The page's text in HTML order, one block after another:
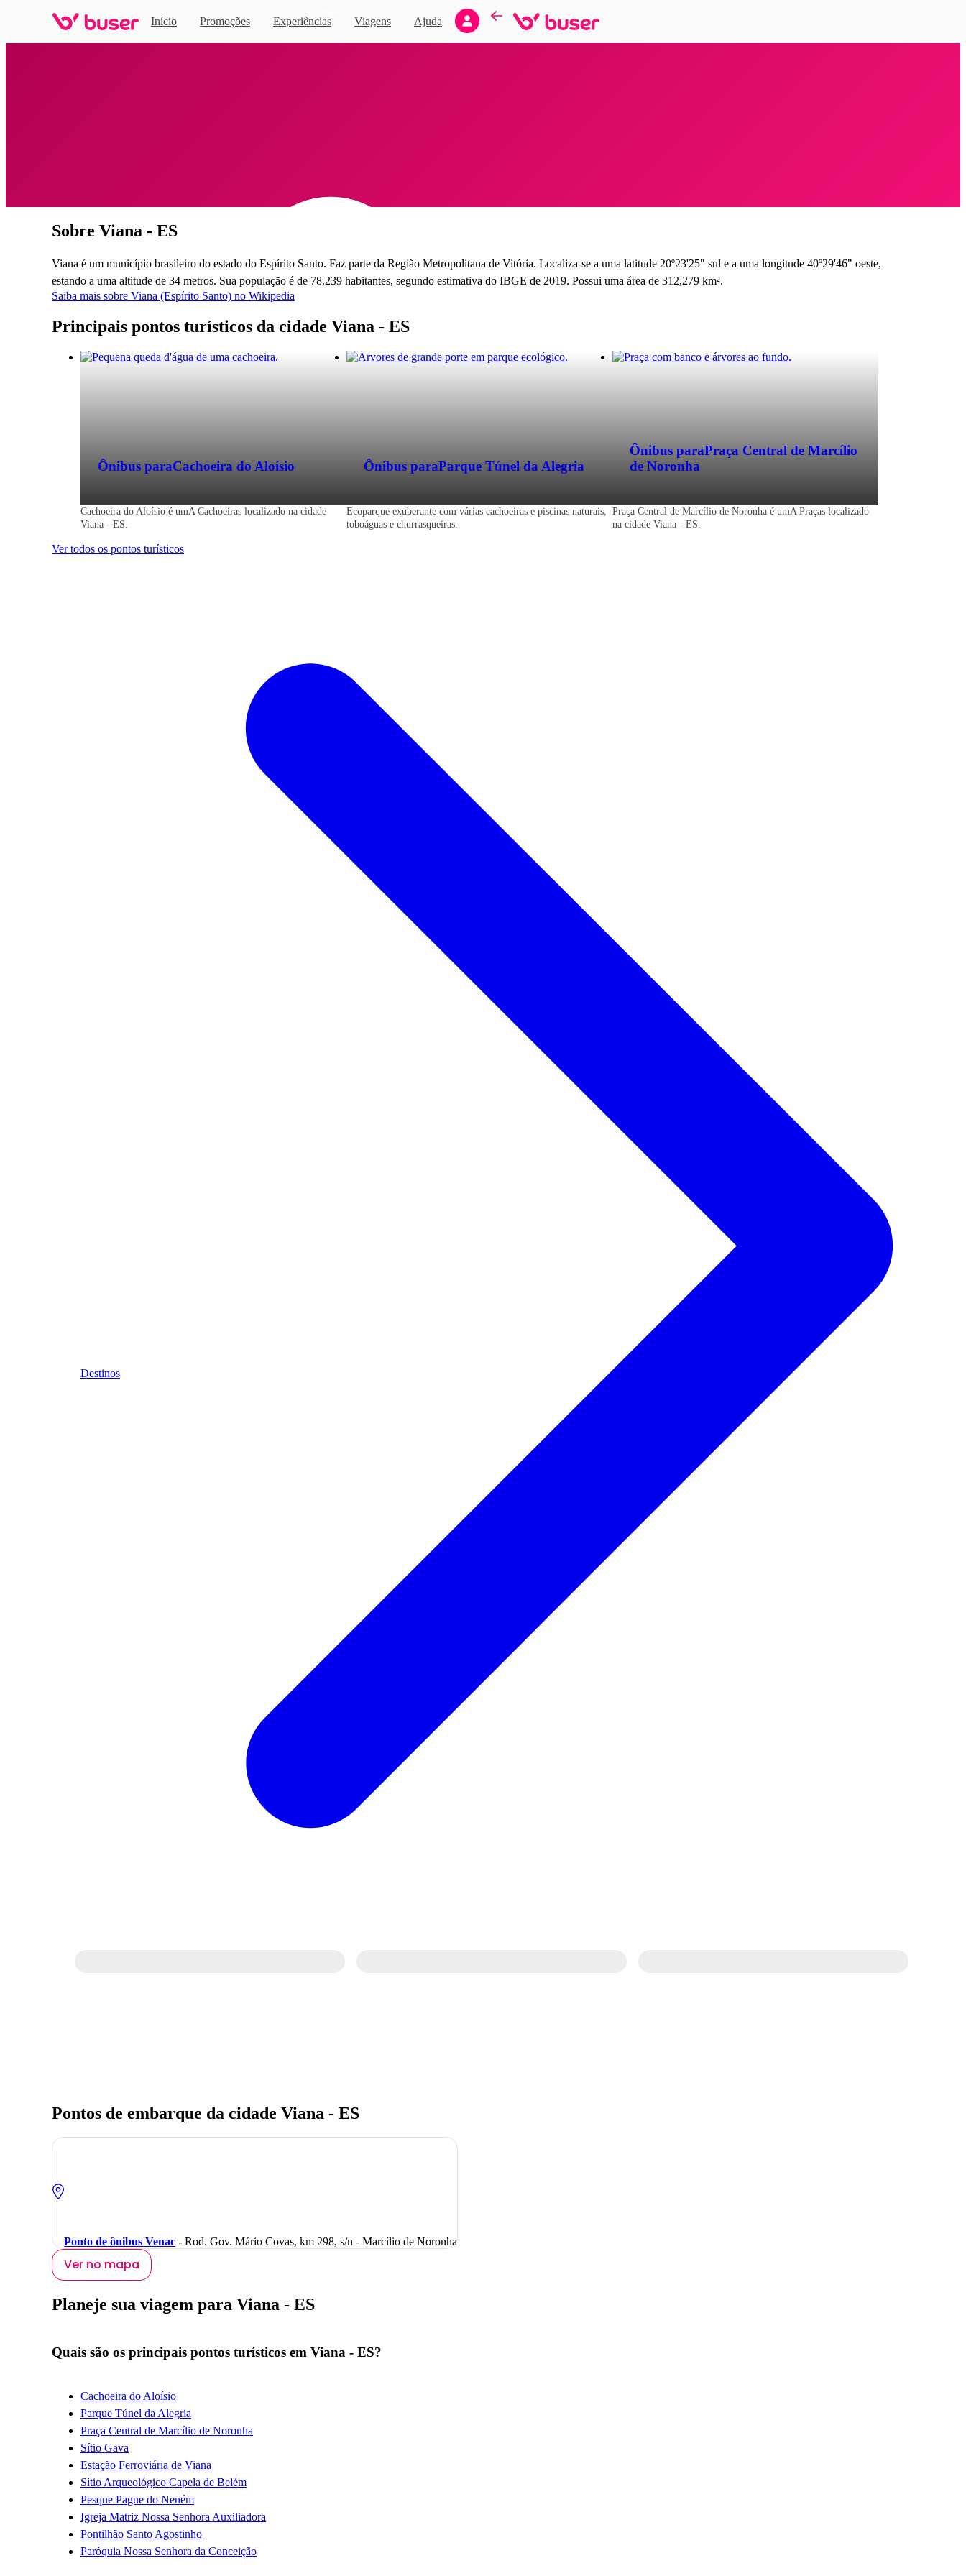
Início Promoções Experiências Viagens Ajuda
Home
Destinos
Sobre Viana - ES
Viana é um município brasileiro do estado do Espírito Santo. Faz parte da Região Metropolitana de Vitória. Localiza-se a uma latitude 20º23'25" sul e a uma longitude 40º29'46" oeste,
estando a uma altitude de 34 metros. Sua população é de 78.239 habitantes, segundo estimativa do IBGE de 2019. Possui uma área de 312,279 km².
Saiba mais sobre Viana (Espírito Santo) no Wikipedia
Principais pontos turísticos da cidade Viana - ES
Ônibus paraCachoeira do Aloísio
Cachoeira do Aloísio é umA Cachoeiras localizado na cidade
Viana - ES.
Ônibus paraParque Túnel da Alegria
Ecoparque exuberante com várias cachoeiras e piscinas naturais,
toboáguas e churrasqueiras.
Ônibus paraPraça Central de Marcílio
de Noronha
Praça Central de Marcílio de Noronha é umA Praças localizado
na cidade Viana - ES.
Ver todos os pontos turísticos
Pontos de embarque da cidade Viana - ES
Ponto de ônibus Venac - Rod. Gov. Mário Covas, km 298, s/n - Marcílio de Noronha
Ver no mapa
Planeje sua viagem para Viana - ES
Quais são os principais pontos turísticos em Viana - ES?
Cachoeira do Aloísio
Parque Túnel da Alegria
Praça Central de Marcílio de Noronha
Sítio Gava
Estação Ferroviária de Viana
Sítio Arqueológico Capela de Belém
Pesque Pague do Neném
Igreja Matriz Nossa Senhora Auxiliadora
Pontilhão Santo Agostinho
Paróquia Nossa Senhora da Conceição